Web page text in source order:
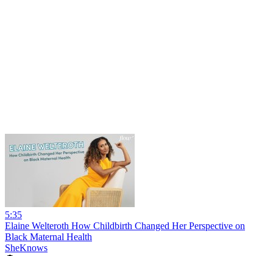
5:35
Elaine Welteroth How Childbirth Changed Her Perspective on
Black Maternal Health
SheKnows